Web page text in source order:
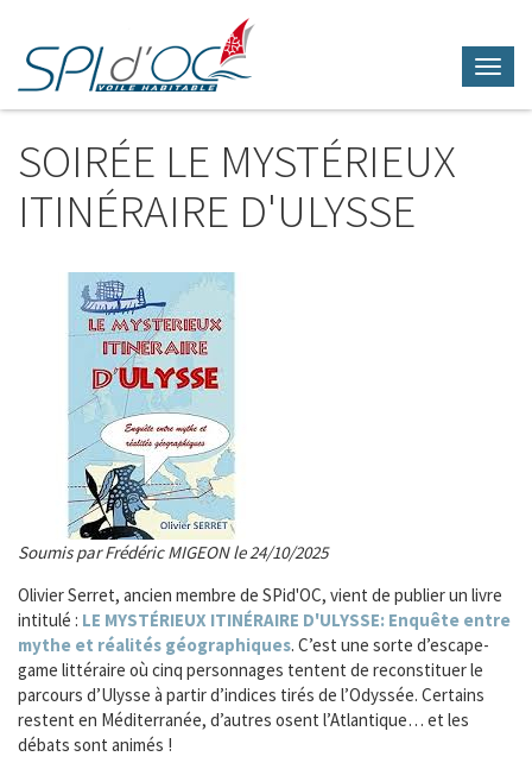
Aller
contenu
SOIRÉE LE MYSTÉRIEUX
ITINÉRAIRE D'ULYSSE
Soumis par Frédéric MIGEON le 24/10/2025
Olivier Serret, ancien membre de SPid'OC, vient de publier un livre
intitulé : LE MYSTÉRIEUX ITINÉRAIRE D'ULYSSE: Enquête entre
mythe et réalités géographiques. C’est une sorte d’escape-
game littéraire où cinq personnages tentent de reconstituer le
parcours d’Ulysse à partir d’indices tirés de l’Odyssée. Certains
restent en Méditerranée, d’autres osent l’Atlantique… et les
débats sont animés !